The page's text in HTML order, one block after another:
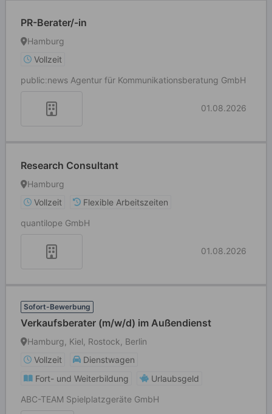
PR-Berater/-in
Hamburg
Vollzeit
publicːnews Agentur für Kommunikationsberatung GmbH
01.08.2026
Research Consultant
Hamburg
Vollzeit
Flexible Arbeitszeiten
quantilope GmbH
01.08.2026
Sofort-Bewerbung
Verkaufsberater (m/w/d) im Außendienst
Hamburg, Kiel, Rostock, Berlin
Vollzeit
Dienstwagen
Fort- und Weiterbildung
Urlaubsgeld
ABC-TEAM Spielplatzgeräte GmbH